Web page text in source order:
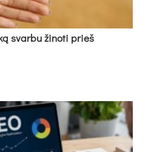
svarbu žinoti prieš